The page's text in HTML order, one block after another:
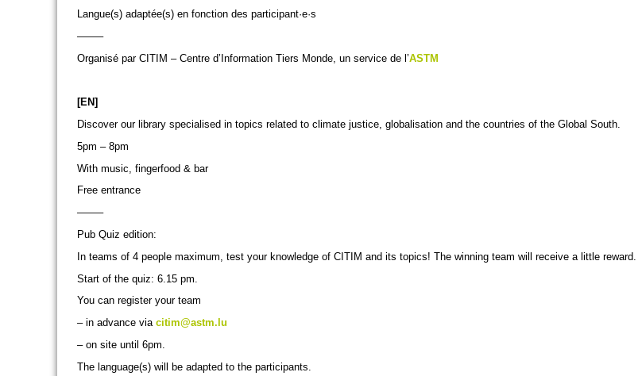
Langue(s) adaptée(s) en fonction des participant·e·s
——–
Organisé par CITIM – Centre d’Information Tiers Monde, un service de l’ASTM
[EN]
Discover our library specialised in topics related to climate justice, globalisation and the countries of the Global South.
5pm – 8pm
With music, fingerfood & bar
Free entrance
——–
Pub Quiz edition:
In teams of 4 people maximum, test your knowledge of CITIM and its topics! The winning team will receive a little reward.
Start of the quiz: 6.15 pm.
You can register your team
– in advance via citim@astm.lu
– on site until 6pm.
The language(s) will be adapted to the participants.